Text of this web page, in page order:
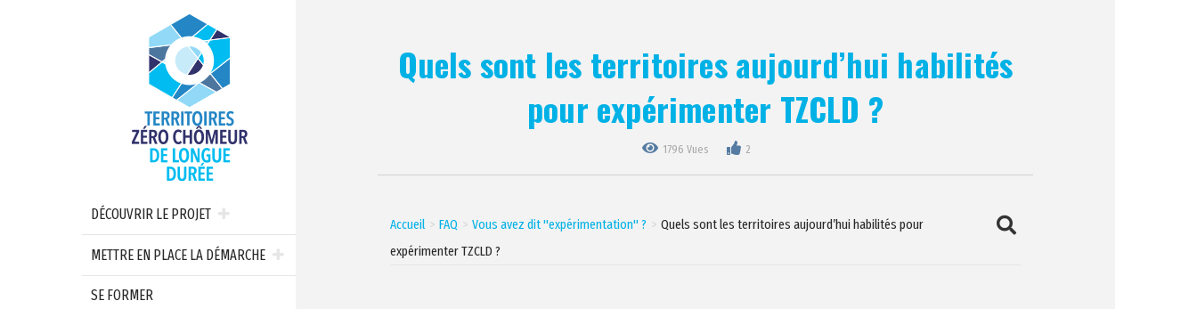
DÉCOUVRIR LE PROJET
METTRE EN PLACE LA DÉMARCHE
SE FORMER
Quels sont les territoires aujourd’hui habilités
pour expérimenter TZCLD ?
1796 Vues 2
Accueil FAQ Vous avez dit "expérimentation" ?
Quels sont les territoires aujourd’hui habilités pour
expérimenter TZCLD ?